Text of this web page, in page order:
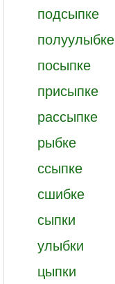
подсыпке
полуулыбке
посыпке
присыпке
рассыпке
рыбке
ссыпке
сшибке
сыпки
улыбки
цыпки